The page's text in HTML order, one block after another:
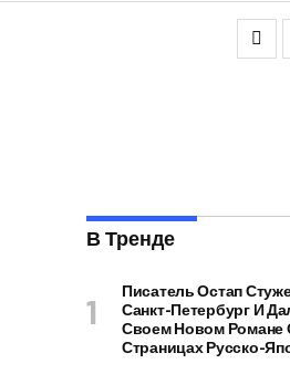
В Тренде
Писатель Остап
Санкт-Петербург И
Своем Новом Романе
Страницах Русско-